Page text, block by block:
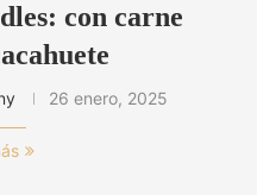
con carne
26 enero, 2025